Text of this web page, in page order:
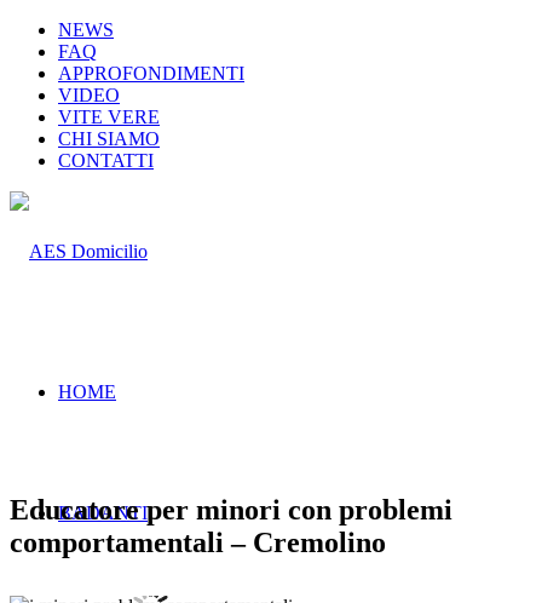
NEWS
FAQ
APPROFONDIMENTI
VIDEO
VITE VERE
CHI SIAMO
CONTATTI
HOME
BADANTI
Educatore per minori con problemi
comportamentali – Cremolino